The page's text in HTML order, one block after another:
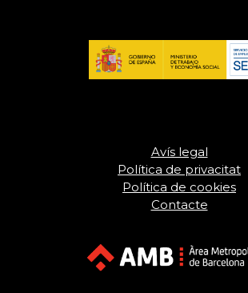
Avís legal
Política de privacitat
Política de cookies
Contacte